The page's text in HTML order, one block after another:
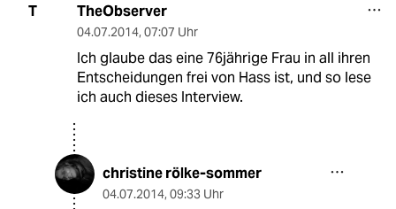
T TheObserver
04.07.2014, 07:07 Uhr
Ich glaube das eine 76jährige Frau in all ihren
Entscheidungen frei von Hass ist, und so lese
ich auch dieses Interview.
christine rölke-sommer
04.07.2014, 09:33 Uhr